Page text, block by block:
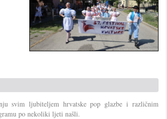
svim ljubiteljem hrvatske pop glazbe i različnim
po nekoliki ljeti našli.